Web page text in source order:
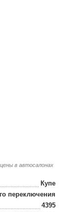
в автосалонах
Купе
переключения
4395